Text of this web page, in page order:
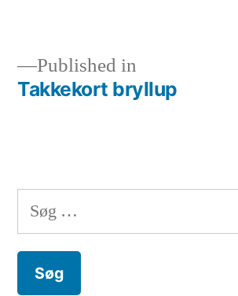
Indlægsnavigation
Published in
Takkekort bryllup
Søg
efter: